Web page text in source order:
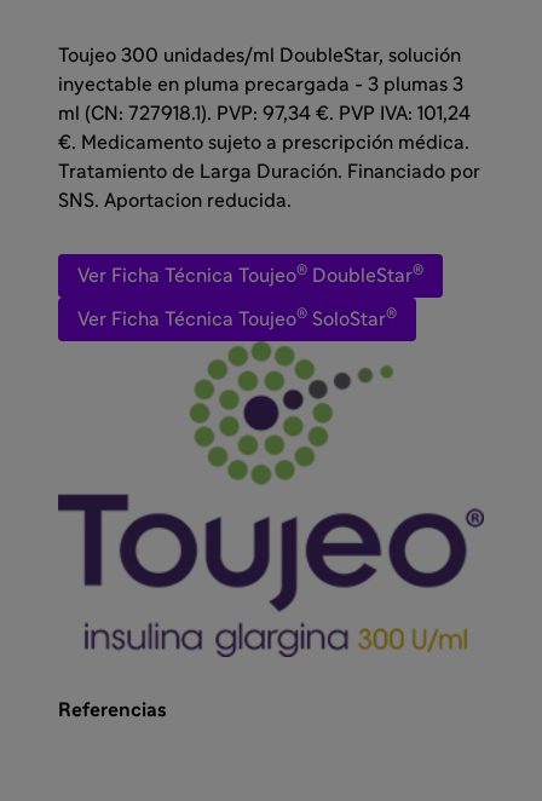
Toujeo 300 unidades/ml DoubleStar, solución
inyectable en pluma precargada - 3 plumas 3
ml (CN: 727918.1). PVP: 97,34 €. PVP IVA: 101,24
€. Medicamento sujeto a prescripción médica.
Tratamiento de Larga Duración. Financiado por
SNS. Aportacion reducida.
Ver Ficha Técnica Toujeo® DoubleStar®
Ver Ficha Técnica Toujeo® SoloStar®
Referencias